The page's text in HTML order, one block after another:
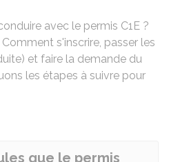
avec le permis C1E ?
s'inscrire, passer les
et faire la demande du
les étapes à suivre pour
que le permis